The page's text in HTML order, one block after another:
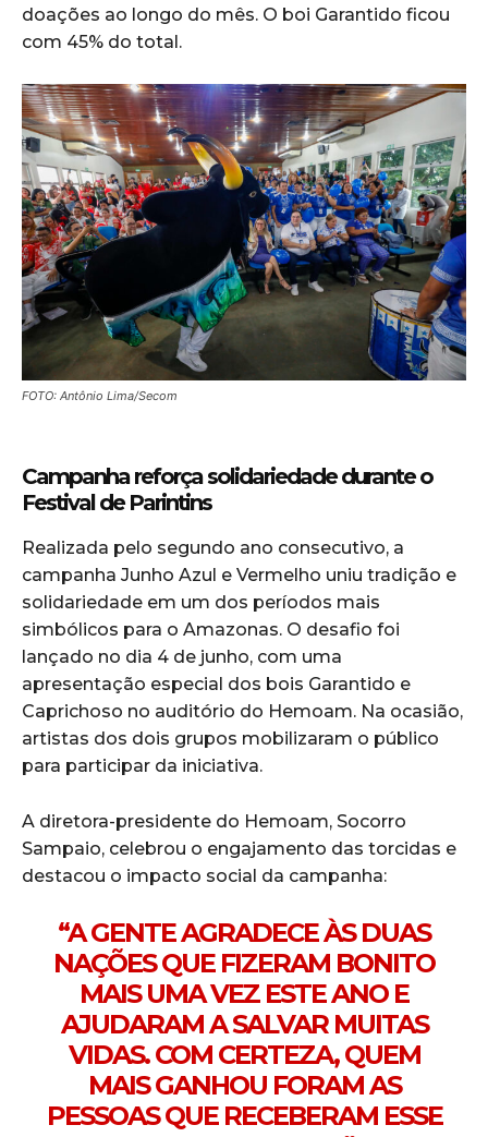
doações ao longo do mês. O boi Garantido ficou
com 45% do total.
FOTO: Antônio Lima/Secom
Campanha reforça solidariedade durante o
Festival de Parintins
Realizada pelo segundo ano consecutivo, a
campanha Junho Azul e Vermelho uniu tradição e
solidariedade em um dos períodos mais
simbólicos para o Amazonas. O desafio foi
lançado no dia 4 de junho, com uma
apresentação especial dos bois Garantido e
Caprichoso no auditório do Hemoam. Na ocasião,
artistas dos dois grupos mobilizaram o público
para participar da iniciativa.
A diretora-presidente do Hemoam, Socorro
Sampaio, celebrou o engajamento das torcidas e
destacou o impacto social da campanha:
“A GENTE AGRADECE ÀS DUAS
NAÇÕES QUE FIZERAM BONITO
MAIS UMA VEZ ESTE ANO E
AJUDARAM A SALVAR MUITAS
VIDAS. COM CERTEZA, QUEM
MAIS GANHOU FORAM AS
PESSOAS QUE RECEBERAM ESSE